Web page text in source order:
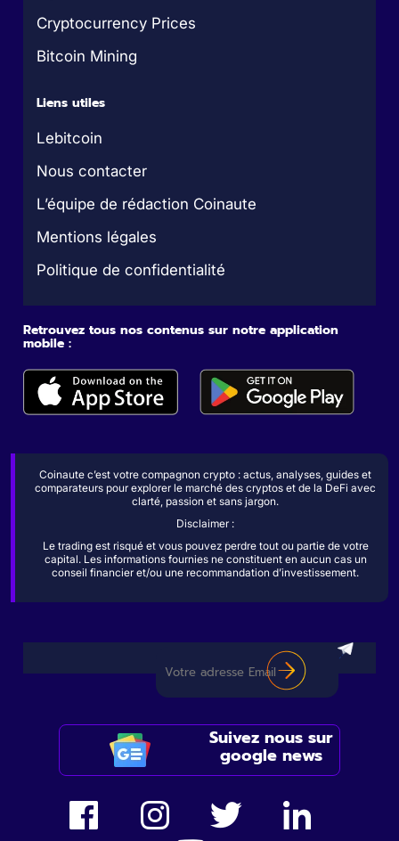
Cryptocurrency Prices
Bitcoin Mining
Liens utiles
Lebitcoin
Nous contacter
L’équipe de rédaction Coinaute
Mentions légales
Politique de confidentialité
Retrouvez tous nos contenus sur notre application
mobile :
Coinaute c’est votre compagnon crypto : actus, analyses, guides et
comparateurs pour explorer le marché des cryptos et de la DeFi avec
clarté, passion et sans jargon.
Disclaimer :
Le trading est risqué et vous pouvez perdre tout ou partie de votre
capital. Les informations fournies ne constituent en aucun cas un
conseil financier et/ou une recommandation d’investissement.
Suivez nous sur
google news